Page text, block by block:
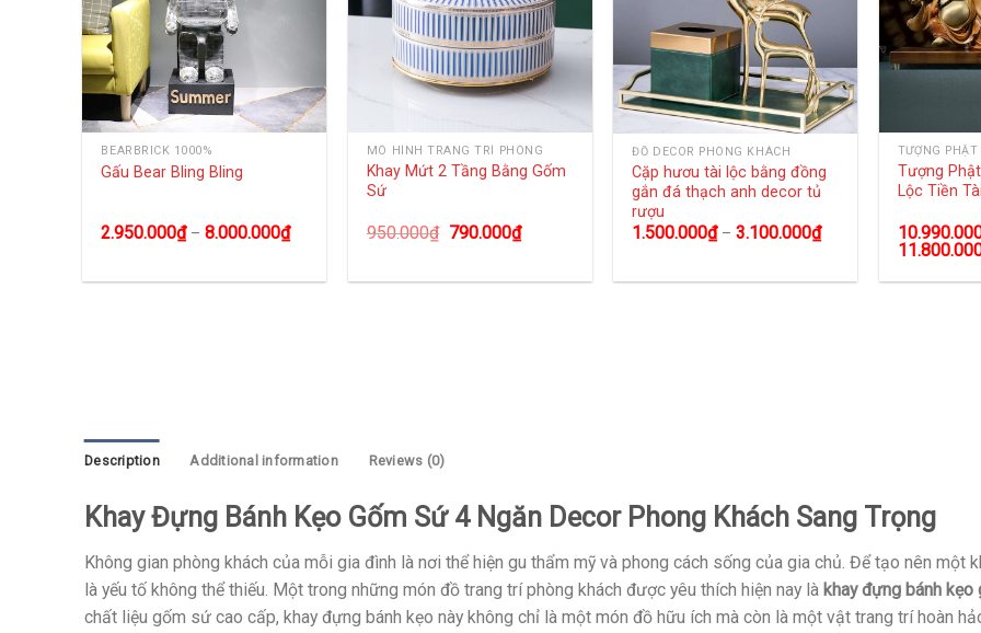
BEARBRICK 1000%
Gấu Bear Bling Bling
2.950.000₫–8.000.000₫
MÔ HÌNH TRANG TRÍ PHÒNG
Khay Mứt 2 Tầng Bằng Gốm
Sứ
950.000₫ 790.000₫
ĐỒ DECOR PHÒNG KHÁCH
Cặp hươu tài lộc bằng đồng
gắn đá thạch anh decor tủ
rượu
1.500.000₫–3.100.000₫
TƯỢNG PHẬT
Tượng
Lộc Tiền
Description Additional information Reviews (0)
Khay Đựng Bánh Kẹo Gốm Sứ 4 Ngăn Decor Phong Khách Sang Trọng
Không gian phòng khách của mỗi gia đình là nơi thể hiện gu thẩm mỹ và phong cách sống của gia chủ. Để tạo nên một
là yếu tố không thể thiếu. Một trong những món đồ trang trí phòng khách được yêu thích hiện nay là khay đựng bánh
chất liệu gốm sứ cao cấp, khay đựng bánh kẹo này không chỉ là một món đồ hữu ích mà còn là một vật trang trí hoàn